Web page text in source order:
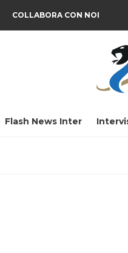
COLLABORA CON NOI
Flash News Inter